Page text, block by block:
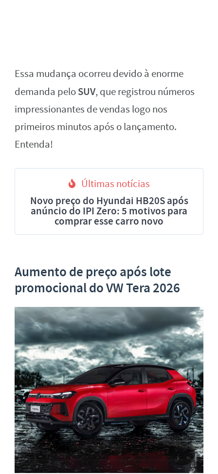
Essa mudança ocorreu devido à enorme
demanda peloSUV, que registrou números
impressionantes de vendas logo nos
primeiros minutos após o lançamento.
Entenda!
Últimas notícias
Novo preço do Hyundai HB20S após
anúncio do IPI Zero: 5 motivos para
comprar esse carro novo
Aumento de preço após lote
promocionaldo VW Tera 2026